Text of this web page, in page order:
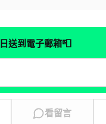
送到電子郵箱📮
看留言